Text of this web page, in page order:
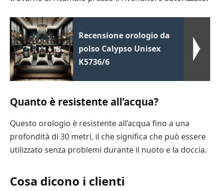
Recensione orologio da
polso Calypso Unisex
K5736/6
Quanto è resistente all’acqua?
Questo orologio è resistente all’acqua fino a una
profondità di 30 metri, il che significa che può essere
utilizzato senza problemi durante il nuoto e la doccia.
Cosa dicono i clienti